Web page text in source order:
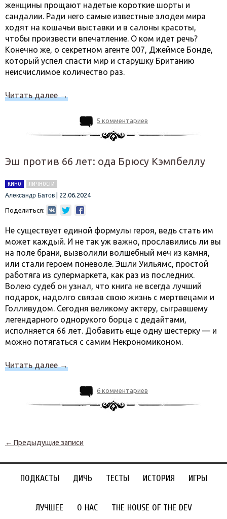
женщины прощают надетые короткие шорты и
сандалии. Ради него самые известные злодеи мира
ходят на кошачьи выставки и в салоны красоты,
чтобы произвести впечатление. О ком идет речь?
Конечно же, о секретном агенте 007, Джеймсе Бонде,
который успел спасти мир и старушку Британию
неисчислимое количество раз.
Читать далее→
5 комментариев
Эш против 66 лет: ода Брюсу Кэмпбеллу
КИНО
ЛИЧНОСТИ
Александр Батов
22.06.2024
Поделиться:
Не существует единой формулы героя, ведь стать им
может каждый. И не так уж важно, прославились ли вы
на поле брани, вызволили волшебный меч из камня,
или стали героем поневоле. Эшли Уильямс, простой
работяга из супермаркета, как раз из последних.
Волею судеб он узнал, что книга не всегда лучший
подарок, надолго связав свою жизнь с мертвецами и
Голливудом. Сегодня великому актеру, сыгравшему
легендарного однорукого борца с дедайтами,
исполняется 66 лет. Добавить еще одну шестерку — и
можно потягаться с самим Некрономиконом.
Читать далее→
6 комментариев
Навигация по записям
← Предыдущие записи
ПОДКАСТЫ ДИЧЬ ТЕСТЫ ИСТОРИЯ ИГРЫ
ЛУЧШЕЕ О НАС THE HOUSE OF THE DEV